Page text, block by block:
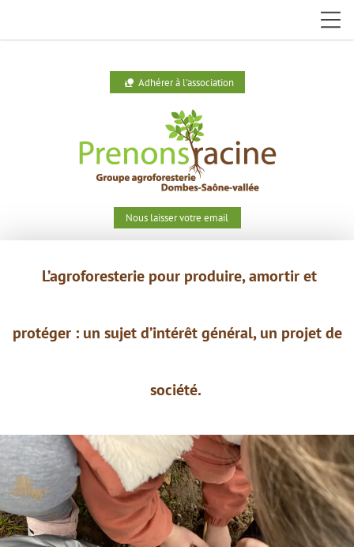
nature_people Adhérer à l'association
Nous laisser votre email
L’agroforesterie pour produire,amortir et
protéger : un sujetd’intérêt général, un projet de
société.